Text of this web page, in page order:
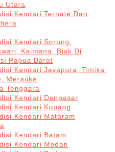
Utara
Kendari Ternate Dan
Kendari Sorong,
Kaimana, Biak Di
Papua Barat
Kendari Jayapura, Timika,
Merauke
Tenggara
Kendari Denpasar
Kendari Kupang
Kendari Mataram
Kendari Batam
Kendari Medan